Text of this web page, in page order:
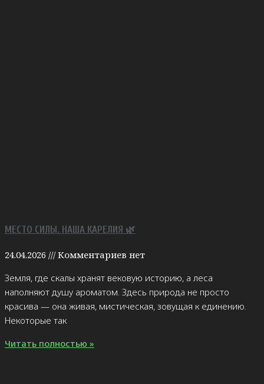
МЕСТО СИЛЫ. НАША КАРЕЛИЯ 🌿
24.04.2026
Комментариев нет
Земля, где скалы хранят вековую историю, а леса
наполняют душу ароматом. Здесь природа не просто
красива — она живая, мистическая, зовущая к единению.
Некоторые так
Читать полностью »